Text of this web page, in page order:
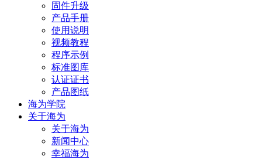
固件升级
产品手册
使用说明
视频教程
程序示例
标准图库
认证证书
产品图纸
海为学院
关于海为
关于海为
新闻中心
幸福海为